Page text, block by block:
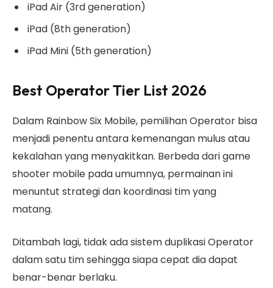
iPad Air (3rd generation)
iPad (8th generation)
iPad Mini (5th generation)
Best Operator Tier List 2026
Dalam Rainbow Six Mobile, pemilihan Operator bisa
menjadi penentu antara kemenangan mulus atau
kekalahan yang menyakitkan. Berbeda dari game
shooter mobile pada umumnya, permainan ini
menuntut strategi dan koordinasi tim yang
matang.
Ditambah lagi, tidak ada sistem duplikasi Operator
dalam satu tim sehingga siapa cepat dia dapat
benar-benar berlaku.